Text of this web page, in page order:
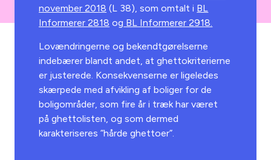
november 2018 (L 38), som omtalt i BL
Informerer 2818 og BL Informerer 2918.
Lovændringerne og bekendtgørelserne
indebærer blandt andet, at ghettokriterierne
er justerede. Konsekvenserne er ligeledes
skærpede med afvikling af boliger for de
boligområder, som fire år i træk har været
på ghettolisten, og som dermed
karakteriseres ”hårde ghettoer”.